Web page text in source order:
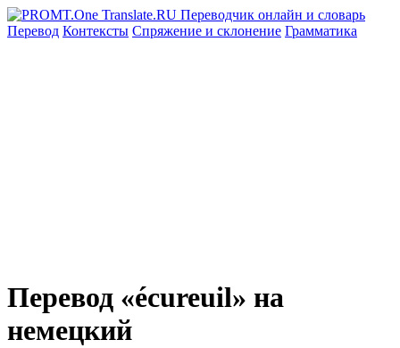
Перевод Контексты Спряжение и склонение Грамматика
Перевод «écureuil» на
немецкий